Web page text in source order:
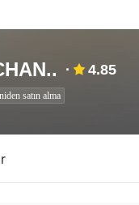
4.85
satın alma